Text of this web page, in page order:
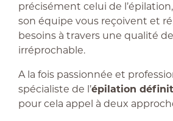
précisément celui de
son équipe vous reçoivent et
besoins à travers une qualité
irréprochable.
A la fois passionnée et
spécialiste de l’épilation
pour cela appel à deux